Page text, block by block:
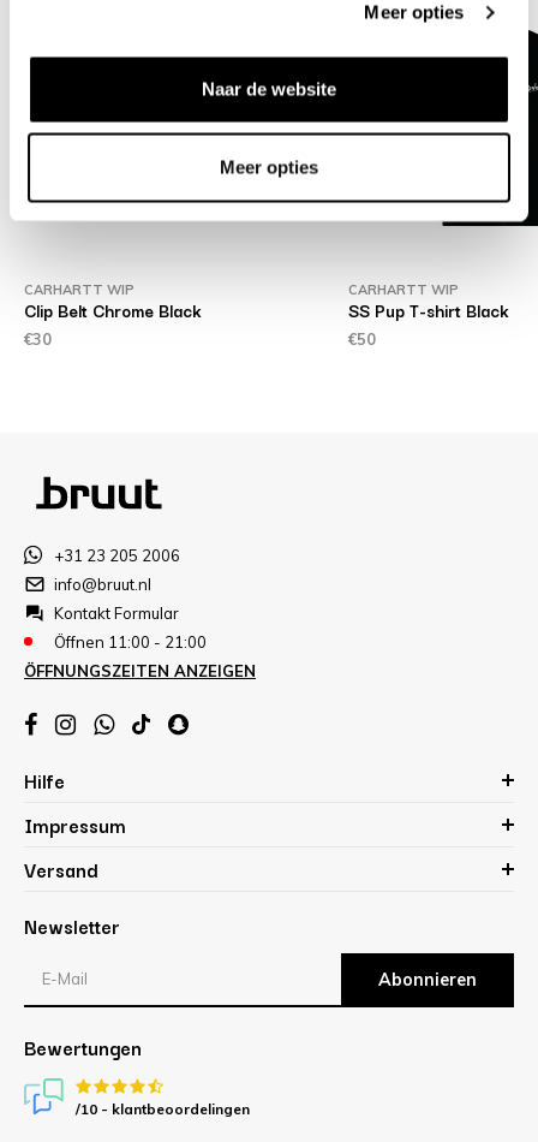
Meer opties
Naar de website
Meer opties
CARHARTT WIP
Clip Belt Chrome Black
€30
CARHARTT WIP
SS Pup T-shirt Black
€50
+31 23 205 2006
info@bruut.nl
Kontakt Formular
Öffnen 11:00 - 21:00
ÖFFNUNGSZEITEN ANZEIGEN
Hilfe
Impressum
Versand
Newsletter
Abonnieren
Bewertungen
/10 - klantbeoordelingen